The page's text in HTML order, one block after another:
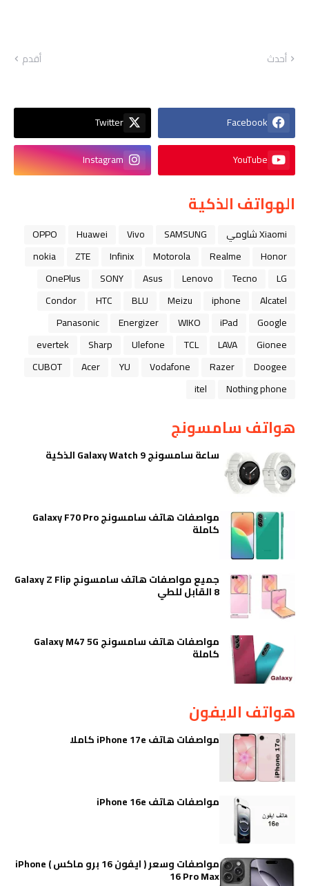
أحدث أقدم
Facebook
Twitter
YouTube
Instagram
الهواتف الذكية
Xiaomi شاومي SAMSUNG
Vivo
Huawei
OPPO
Honor
Realme
Motorola
Infinix
ZTE
nokia
LG
Tecno
Lenovo
Asus
SONY
OnePlus
Alcatel
iphone
Meizu
BLU
HTC
Condor
Google
iPad
WIKO
Energizer
Panasonic
Gionee
LAVA
TCL
Ulefone
Sharp
evertek
Doogee
Razer
Vodafone
YU
Acer
CUBOT
Nothing phone
itel
هواتف سامسونج
ساعة سامسونج Galaxy Watch 9 الذكية
مواصفات هاتف سامسونج Galaxy F70 Pro
كاملة
جميع مواصفات هاتف سامسونج Galaxy Z Flip
8 القابل للطي
مواصفات هاتف سامسونج Galaxy M47 5G
كاملة
هواتف الايفون
مواصفات هاتف iPhone 17e كاملا
مواصفات هاتف iPhone 16e
مواصفات وسعر ( ايفون 16 برو ماكس ) iPhone
16 Pro Max